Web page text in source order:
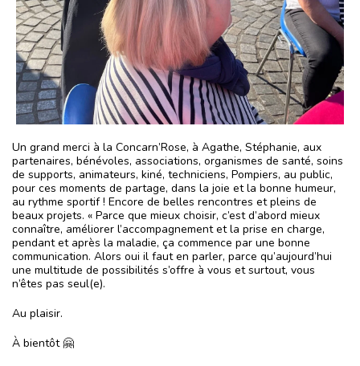
Un grand merci à la Concarn’Rose, à Agathe, Stéphanie, aux
partenaires, bénévoles, associations, organismes de santé, soins
de supports, animateurs, kiné, techniciens, Pompiers, au public,
pour ces moments de partage, dans la joie et la bonne humeur,
au rythme sportif ! Encore de belles rencontres et pleins de
beaux projets. « Parce que mieux choisir, c’est d’abord mieux
connaître, améliorer l’accompagnement et la prise en charge,
pendant et après la maladie, ça commence par une bonne
communication. Alors oui il faut en parler, parce qu’aujourd’hui
une multitude de possibilités s’offre à vous et surtout, vous
n’êtes pas seul(e).
Au plaisir.
À bientôt 🤗